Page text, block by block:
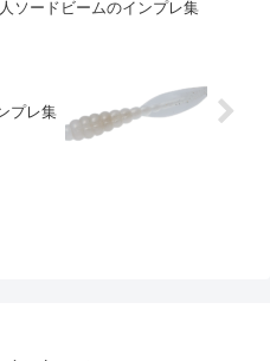
ソードビームのインプレ集
プレ集